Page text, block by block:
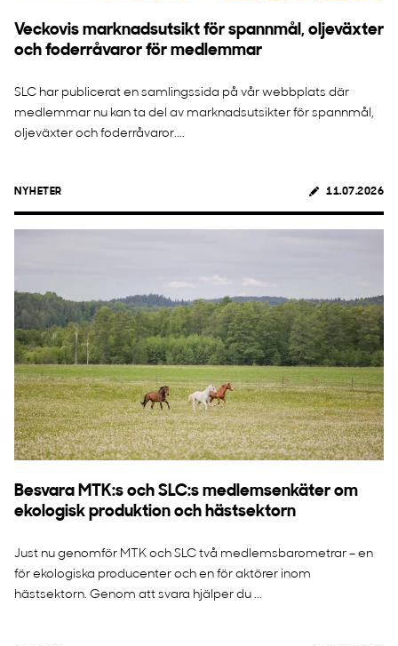
Veckovis marknadsutsikt för spannmål, oljeväxter
och foderråvaror för medlemmar
SLC har publicerat en samlingssida på vår webbplats där
medlemmar nu kan ta del av marknadsutsikter för spannmål,
oljeväxter och foderråvaror....
NYHETER 11.07.2026
Besvara MTK:s och SLC:s medlemsenkäter om
ekologisk produktion och hästsektorn
Just nu genomför MTK och SLC två medlemsbarometrar – en
för ekologiska producenter och en för aktörer inom
hästsektorn. Genom att svara hjälper du ...